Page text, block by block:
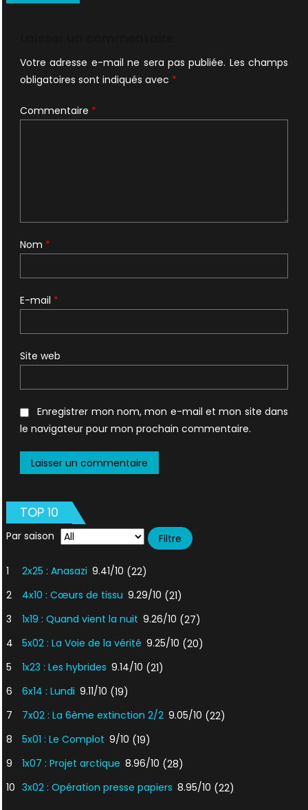
Votre adresse e-mail ne sera pas publiée. Les champs
obligatoires sont indiqués avec *
Commentaire *
Nom *
E-mail *
Site web
Enregistrer mon nom, mon e-mail et mon site dans
le navigateur pour mon prochain commentaire.
TOP 10
Par saison
1 2x25 : Anasazi 9.41/10 (22)
2
4x10 : Cœurs de tissu 9.29/10 (21)
3
1x19 : Quand vient la nuit 9.26/10 (27)
4
5x02 : La Voie de la vérité 9.25/10 (20)
5
1x23 : Les hybrides 9.14/10 (21)
6
6x14 : Lundi 9.11/10 (19)
7
7x02 : La 6ème extinction 2/2 9.05/10 (22)
8
5x01 : Le Complot 9/10 (19)
9
1x07 : Projet arctique 8.96/10 (28)
10 3x02 : Opération presse papiers 8.95/10 (22)